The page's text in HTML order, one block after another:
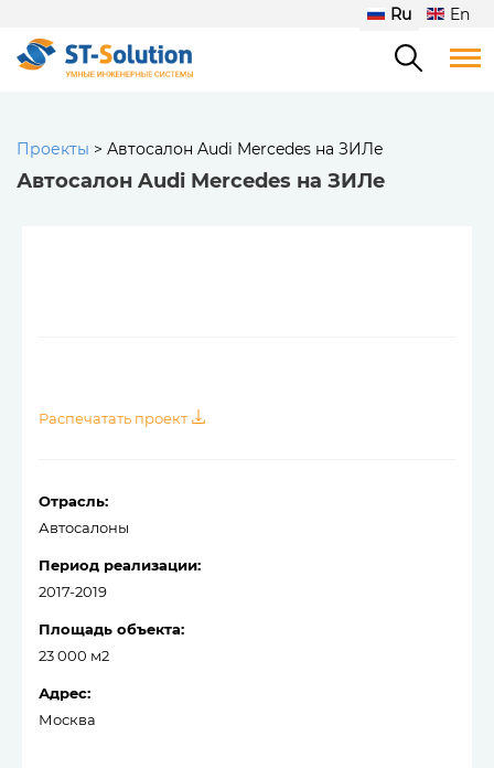
Ru En
Проекты > Автосалон Audi Mercedes на ЗИЛе
Автосалон Audi Mercedes на ЗИЛе
Распечатать проект
Отрасль:
Автосалоны
Период реализации:
2017-2019
Площадь объекта:
23 000 м2
Адрес:
Москва